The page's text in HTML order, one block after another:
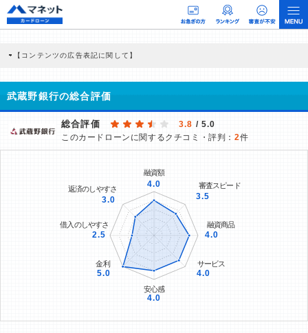
【コンテンツの広告表記に関して】
商品を根拠なくPRするものではなく、当編集部の調査／ユーザーへの口コミ収集な
どに基づき、公平性を担保した情報提供を行っています。
武蔵野銀行の総合評価
総合評価 3.8 / 5.0
このカードローンに関するクチコミ・評判： 2件